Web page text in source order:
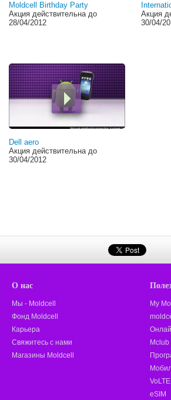
Moldcell Birthday Party
Акция действительна до
28/04/2012
Акция
30/04/
Dell aero
Акция действительна до
30/04/2012
О нас
Мы - Moldcell
Фонд Moldcell
Карьера
Свяжитесь с нами
Магазины Moldcell
My
Mclub
VoLTE
eSIM